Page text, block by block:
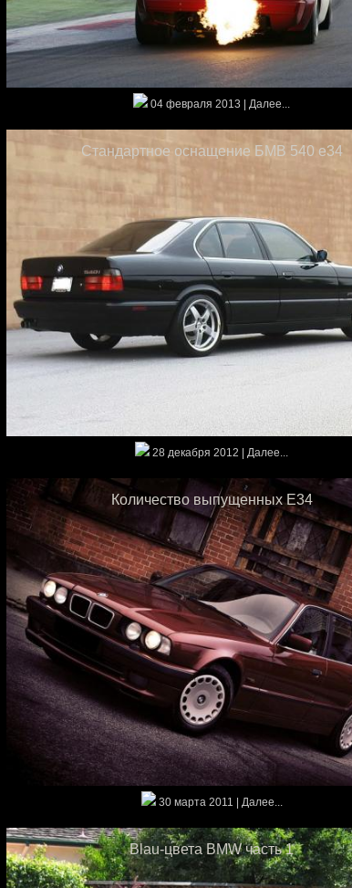
04 февраля 2013 | Далее...
Стандартное оснащение БМВ 540 e34
28 декабря 2012 | Далее...
Количество выпущенных E34
30 марта 2011 | Далее...
Blau-цвета BMW часть 1